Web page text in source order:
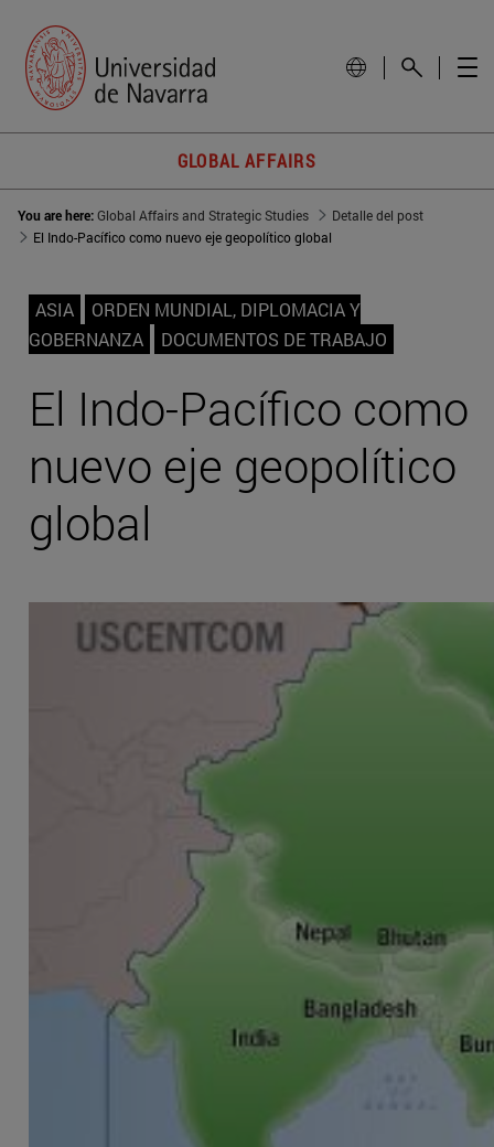
GLOBAL AFFAIRS
You are here:Global Affairs and Strategic Studies
Detalle del post
El Indo-Pacífico como nuevo eje geopolítico global
ASIA
ORDEN MUNDIAL, DIPLOMACIA Y
GOBERNANZA
DOCUMENTOS DE TRABAJO
El Indo-Pacífico como
nuevo eje geopolítico
global